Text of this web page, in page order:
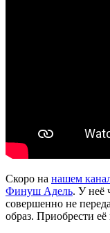
Скоро на нашем
Финуш Адель. У неё
совершенно не
образ. Приобрести